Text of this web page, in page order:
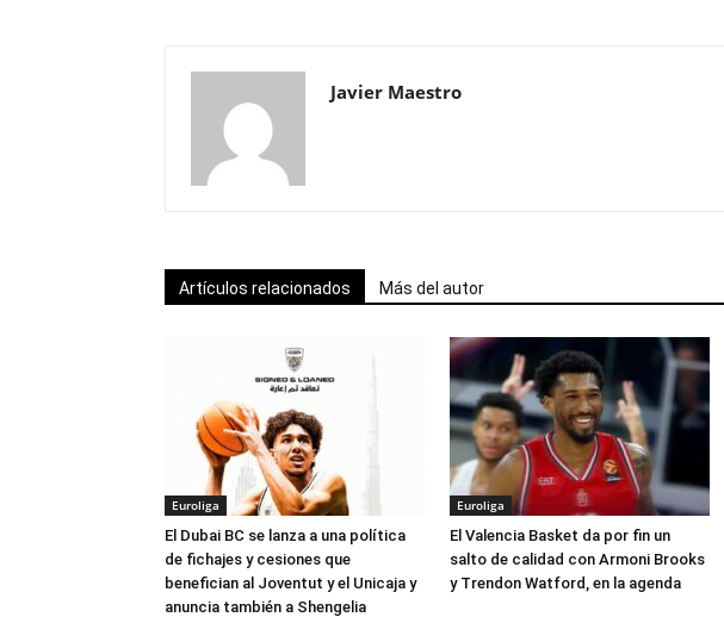
Javier Maestro
Artículos relacionados Más del autor
Euroliga
El Dubai BC se lanza a una política
de fichajes y cesiones que
benefician al Joventut y el Unicaja y
anuncia también a Shengelia
Euroliga
El Valencia Basket da por fin un
salto de calidad con Armoni Brooks
y Trendon Watford, en la agenda